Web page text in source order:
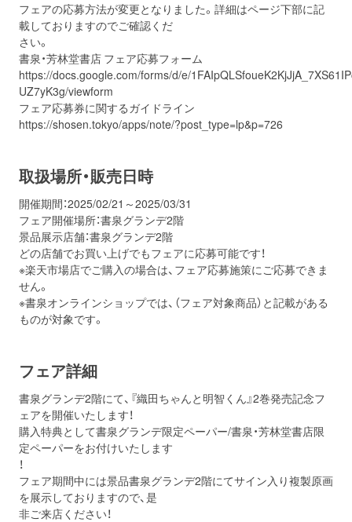
フェアの応募方法が変更となりました。詳細はページ下部に記
載しておりますのでご確認くだ
さい。
書泉・芳林堂書店 フェア応募フォーム
https://docs.google.com/forms/d/e/
UZ7yK3g/viewform
フェア応募券に関するガイドライン
https://shosen.tokyo/apps/note/?post_type=lp&p=726
取扱場所・販売日時
開催期間：2025/02/21～2025/03/31
フェア開催場所：書泉グランデ2階
景品展示店舗：書泉グランデ2階
どの店舗でお買い上げでもフェアに応募可能です！
※楽天市場店でご購入の場合は、フェア応募施策にご応募できま
せん。
※書泉オンラインショップでは、（フェア対象商品）と記載がある
ものが対象です。
フェア詳細
書泉グランデ2階にて、『織田ちゃんと明智くん』2巻発売記念フ
ェアを開催いたします！
購入特典として書泉グランデ限定ペーパー/書泉・芳林堂書店限
定ペーパーをお付けいたします
！
フェア期間中には景品書泉グランデ2階にてサイン入り複製原画
を展示しておりますので、是
非ご来店ください！